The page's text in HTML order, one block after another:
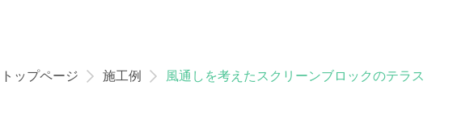
トップページ 施工例 風通しを考えたスクリーンブロックのテラス